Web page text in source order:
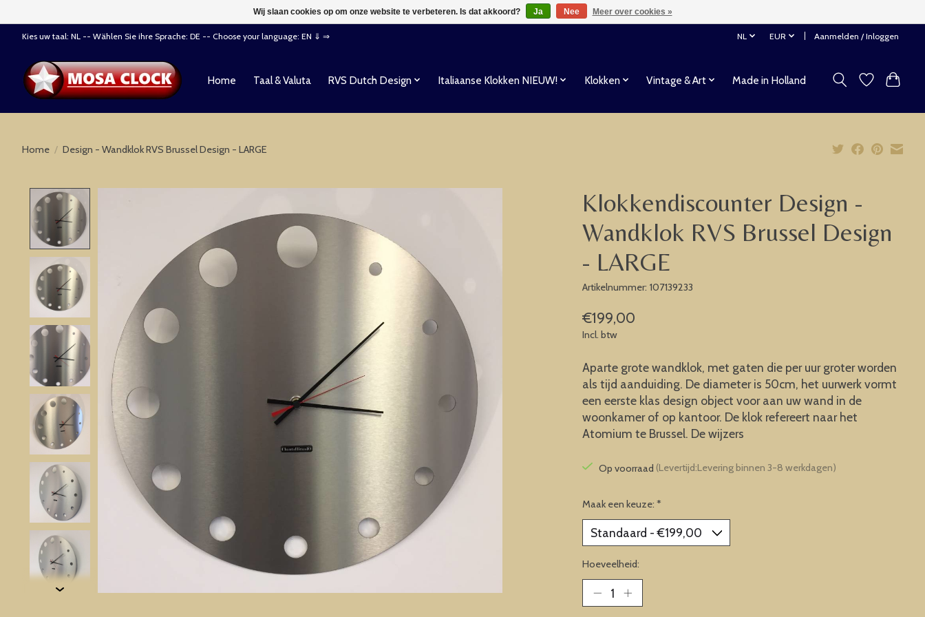
Kies uw taal: NL -- Wählen Sie ihre Sprache: DE -- Choose your language: EN ⇓ ⇒ NL EUR Aanmelden / Inloggen
Home Taal & Valuta RVS Dutch Design Italiaanse Klokken NIEUW! Klokken Vintage & Art Made in Holland
Home / Design - Wandklok RVS Brussel Design - LARGE
Klokkendiscounter Design -
Wandklok RVS Brussel Design
- LARGE
Artikelnummer: 107139233
€199,00
Incl. btw
Aparte grote wandklok, met gaten die per uur groter worden
als tijd aanduiding. De diameter is 50cm, het uurwerk vormt
een eerste klas design object voor aan uw wand in de
woonkamer of op kantoor. De klok refereert naar het
Atomium te Brussel. De wijzers
Op voorraad (Levertijd:Levering binnen 3-8 werkdagen)
Maak een keuze: *
Hoeveelheid:
Wij slaan cookies op om onze website te verbeteren. Is dat akkoord? Ja Nee Meer over cookies »